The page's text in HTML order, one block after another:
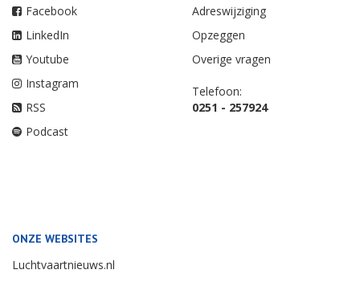
Facebook
LinkedIn
Youtube
Instagram
RSS
Podcast
Adreswijziging
Opzeggen
Overige vragen
Telefoon:
0251 - 257924
ONZE WEBSITES
Luchtvaartnieuws.nl